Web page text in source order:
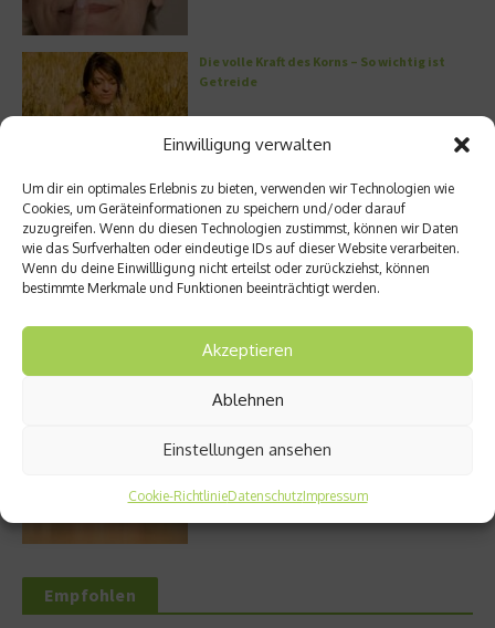
Einwilligung verwalten
Um dir ein optimales Erlebnis zu bieten, verwenden wir Technologien wie
Cookies, um Geräteinformationen zu speichern und/oder darauf
zuzugreifen. Wenn du diesen Technologien zustimmst, können wir Daten
wie das Surfverhalten oder eindeutige IDs auf dieser Website verarbeiten.
Wenn du deine Einwillligung nicht erteilst oder zurückziehst, können
bestimmte Merkmale und Funktionen beeinträchtigt werden.
Akzeptieren
Ablehnen
Einstellungen ansehen
Cookie-RichtlinieDatenschutzImpressum
Die volle Kraft des Korns – So wichtig ist
Getreide
Entzündung der Nebenhöhlen: Symptome
und verschiedene Formen
Stuhlgang – wie oft ist eigentlich normal?
Empfohlen